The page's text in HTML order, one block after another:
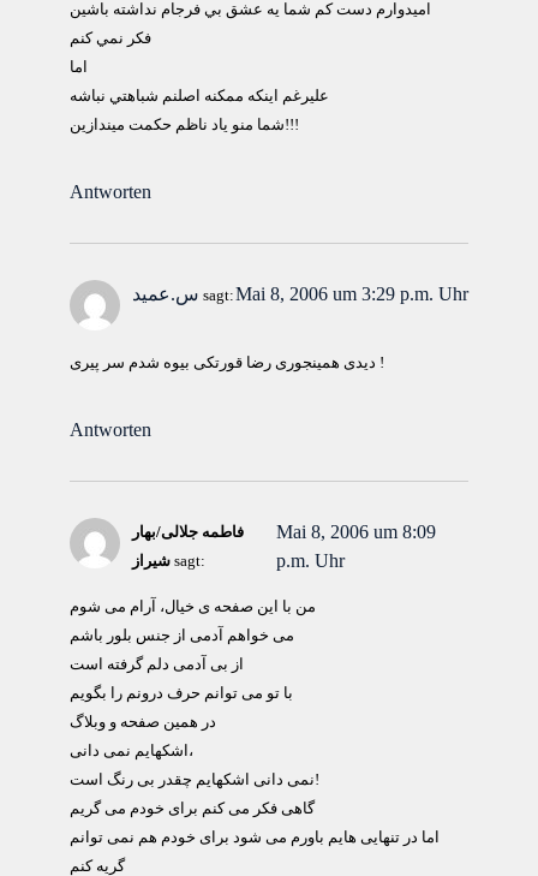
اميدوارم دست كم شما يه عشق بي فرجام نداشته باشين
فكر نمي كنم
اما
عليرغم اينكه ممكنه اصلنم شباهتي نباشه
شما منو ياد ناظم حكمت ميندازين!!!
Antworten
س.عمید sagt:Mai 8, 2006 um 3:29 p.m. Uhr
دیدی همینجوری رضا قورتکی بیوه شدم سر پیری !
Antworten
فاطمه جلالی/بهار
شیراز sagt:
Mai 8, 2006 um 8:09
p.m. Uhr
من با این صفحه ی خیال، آرام می شوم
می خواهم آدمی از جنس بلور باشم
از بی آدمی دلم گرفته است
با تو می توانم حرف درونم را بگویم
در همین صفحه و وبلاگ
اشکهایم نمی دانی،
نمی دانی اشکهایم چقدر بی رنگ است!
گاهی فکر می کنم برای خودم می گریم
اما در تنهایی هایم باورم می شود برای خودم هم نمی توانم
گریه کنم